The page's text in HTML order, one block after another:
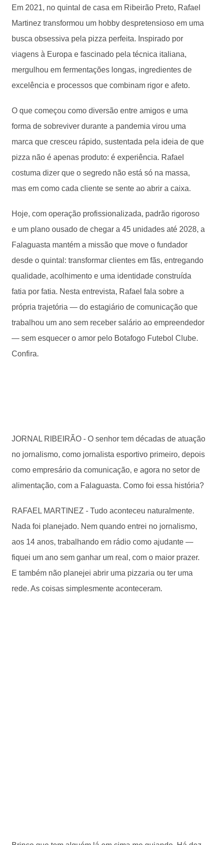
Em 2021, no quintal de casa em Ribeirão Preto, Rafael
Martinez transformou um hobby despretensioso em uma
busca obsessiva pela pizza perfeita. Inspirado por
viagens à Europa e fascinado pela técnica italiana,
mergulhou em fermentações longas, ingredientes de
excelência e processos que combinam rigor e afeto.
O que começou como diversão entre amigos e uma
forma de sobreviver durante a pandemia virou uma
marca que cresceu rápido, sustentada pela ideia de que
pizza não é apenas produto: é experiência. Rafael
costuma dizer que o segredo não está só na massa,
mas em como cada cliente se sente ao abrir a caixa.
Hoje, com operação profissionalizada, padrão rigoroso
e um plano ousado de chegar a 45 unidades até 2028, a
Falaguasta mantém a missão que move o fundador
desde o quintal: transformar clientes em fãs, entregando
qualidade, acolhimento e uma identidade construída
fatia por fatia. Nesta entrevista, Rafael fala sobre a
própria trajetória — do estagiário de comunicação que
trabalhou um ano sem receber salário ao empreendedor
— sem esquecer o amor pelo Botafogo Futebol Clube.
Confira.
JORNAL RIBEIRÃO - O senhor tem décadas de atuação
no jornalismo, como jornalista esportivo primeiro, depois
como empresário da comunicação, e agora no setor de
alimentação, com a Falaguasta. Como foi essa história?
RAFAEL MARTINEZ - Tudo aconteceu naturalmente.
Nada foi planejado. Nem quando entrei no jornalismo,
aos 14 anos, trabalhando em rádio como ajudante —
fiquei um ano sem ganhar um real, com o maior prazer.
E também não planejei abrir uma pizzaria ou ter uma
rede. As coisas simplesmente aconteceram.